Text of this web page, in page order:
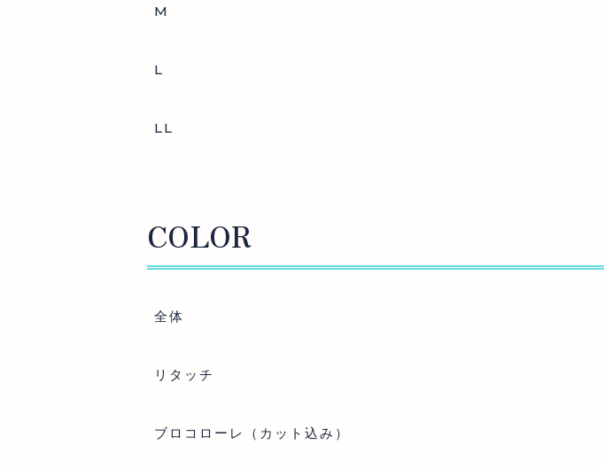
M
L
LL
COLOR
全体
リタッチ
ブロコローレ（カット込み）